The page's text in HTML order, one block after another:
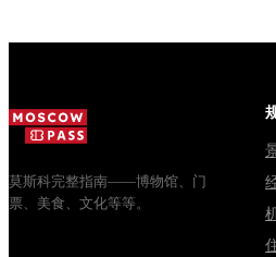
через
Владими...
莫斯科完整指南——博物馆、门
票、美食、文化等等。